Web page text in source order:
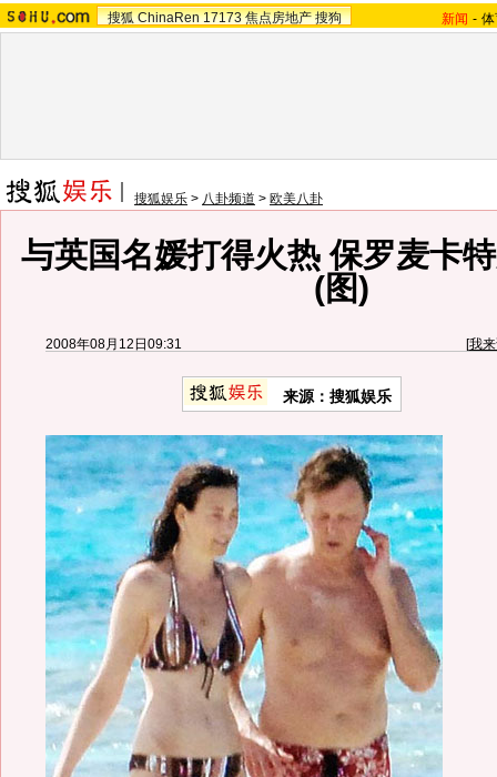
搜狐 ChinaRen 17173 焦点房地产 搜狗 新闻 -
搜狐娱乐 > 八卦频道 > 欧美八卦
与英国名媛打得火热 保罗麦卡
(图)
2008年08月12日09:31 [我
来源： 搜狐娱乐